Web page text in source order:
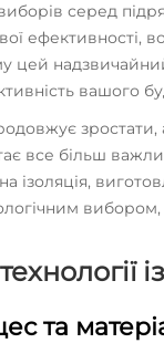
серед
ефективності,
цей
вашого
все більш
ізоляція,
та